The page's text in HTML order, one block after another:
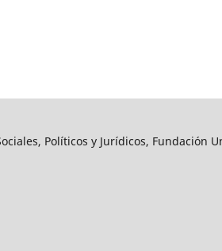
Políticos y Jurídicos, Fundación